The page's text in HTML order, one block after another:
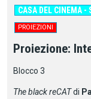
CASA DEL CINEMA -
PROIEZIONI
Proiezione:
Blocco 3
The black reCATdi